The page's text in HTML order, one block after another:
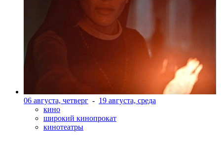
06 августа, четверг - 19 августа, среда
кино
широкий кинопрокат
кинотеатры